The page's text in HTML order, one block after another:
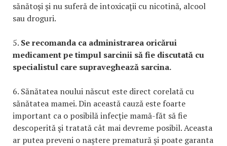
sănătoşi şi nu suferă de intoxicaţii cu nicotină, alcool
sau droguri.
5. Se recomanda ca administrarea oricărui
medicament pe timpul sarcinii să fie discutată cu
specialistul care supraveghează sarcina.
6. Sănătatea noului născut este direct corelată cu
sănătatea mamei. Din această cauză este foarte
important ca o posibilă infecţie mamă-făt să fie
descoperită şi tratată cât mai devreme posibil. Aceasta
ar putea preveni o naştere prematură şi poate garanta